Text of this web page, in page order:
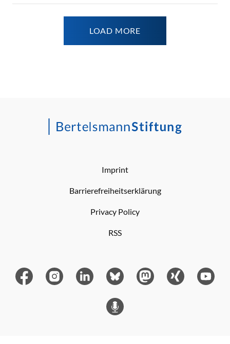
LOAD MORE
Imprint
Barrierefreiheitserklärung
Privacy Policy
RSS